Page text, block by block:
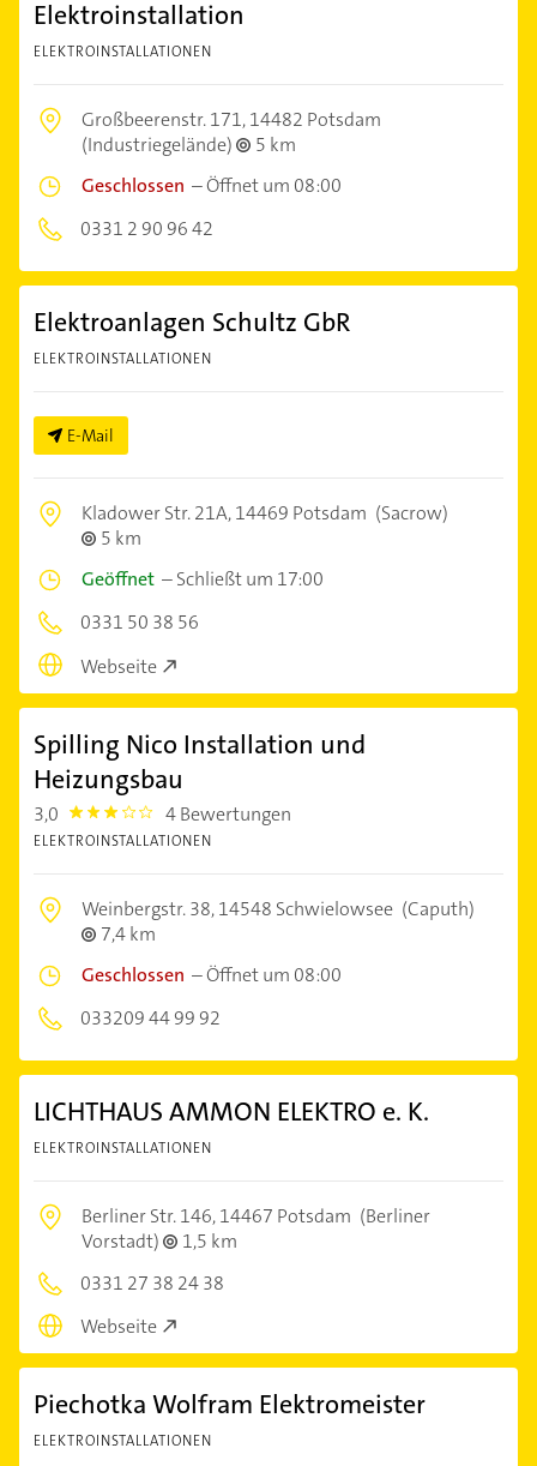
Elektroinstallation
ELEKTROINSTALLATIONEN
Großbeerenstr. 171,14482 Potsdam
(Industriegelände)
5 km
Geschlossen –Öffnet um 08:00
0331 2 90 96 42
Elektroanlagen Schultz GbR
ELEKTROINSTALLATIONEN
E-Mail
Kladower Str. 21A,14469 Potsdam (Sacrow)
5 km
Geöffnet –Schließt um 17:00
0331 50 38 56
Webseite
Spilling Nico Installation und
Heizungsbau
3,0 3.0 4 Bewertungen
ELEKTROINSTALLATIONEN
Weinbergstr. 38,14548 Schwielowsee (Caputh)
7,4 km
Geschlossen –Öffnet um 08:00
033209 44 99 92
LICHTHAUS AMMON ELEKTRO e. K.
ELEKTROINSTALLATIONEN
Berliner Str. 146,14467 Potsdam (Berliner
Vorstadt)
1,5 km
0331 27 38 24 38
Webseite
Piechotka Wolfram Elektromeister
ELEKTROINSTALLATIONEN